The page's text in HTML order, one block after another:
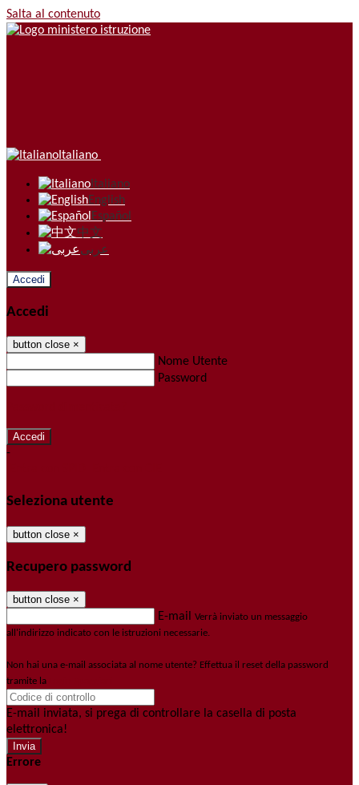
Salta al contenuto
Italiano
Italiano
English
Español
中文
عربى
Accedi
Accedi
button close ×
Nome Utente
Password
-
Seleziona utente
button close ×
Recupero password
button close ×
E-mail Verrà inviato un messaggio
all'indirizzo indicato con le istruzioni necessarie.
Non hai una e-mail associata al nome utente? Effettua il reset della password
tramite la
E-mail inviata, si prega di controllare la casella di posta
elettronica!
Errore